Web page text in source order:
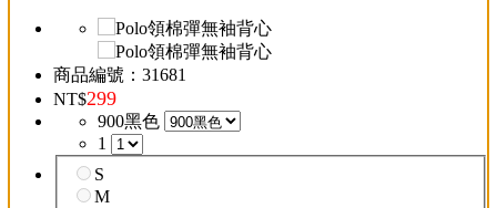
商品編號： 31681
NT$299
900黑色
1
S
M